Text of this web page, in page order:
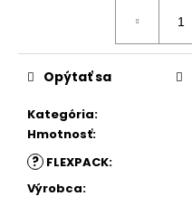
Kategória:
Hmotnosť:
? FLEXPACK:
Výrobca:
Opýtať sa
e
AP
18/4.0
FLEX
AKUMULÁTOR
LI-